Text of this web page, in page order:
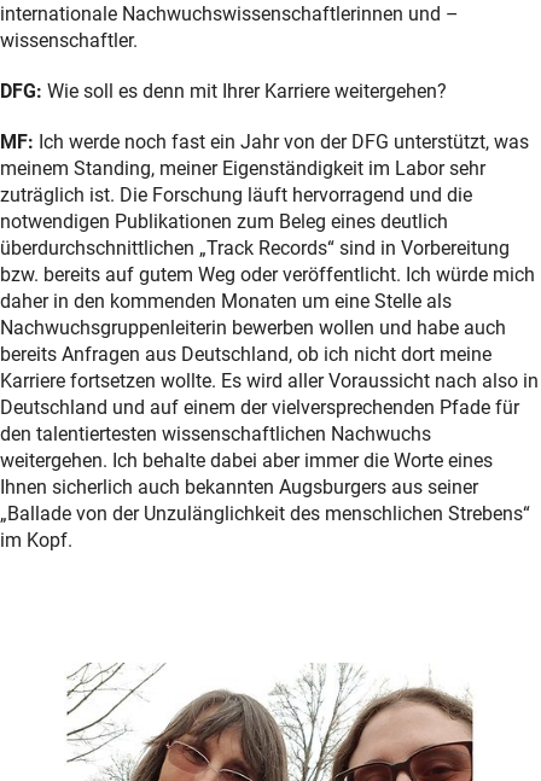
internationale Nachwuchswissenschaftlerinnen und –
wissenschaftler.
DFG: Wie soll es denn mit Ihrer Karriere weitergehen?
MF: Ich werde noch fast ein Jahr von der DFG unterstützt, was
meinem Standing, meiner Eigenständigkeit im Labor sehr
zuträglich ist. Die Forschung läuft hervorragend und die
notwendigen Publikationen zum Beleg eines deutlich
überdurchschnittlichen „Track Records“ sind in Vorbereitung
bzw. bereits auf gutem Weg oder veröffentlicht. Ich würde mich
daher in den kommenden Monaten um eine Stelle als
Nachwuchsgruppenleiterin bewerben wollen und habe auch
bereits Anfragen aus Deutschland, ob ich nicht dort meine
Karriere fortsetzen wollte. Es wird aller Voraussicht nach also in
Deutschland und auf einem der vielversprechenden Pfade für
den talentiertesten wissenschaftlichen Nachwuchs
weitergehen. Ich behalte dabei aber immer die Worte eines
Ihnen sicherlich auch bekannten Augsburgers aus seiner
„Ballade von der Unzulänglichkeit des menschlichen Strebens“
im Kopf.